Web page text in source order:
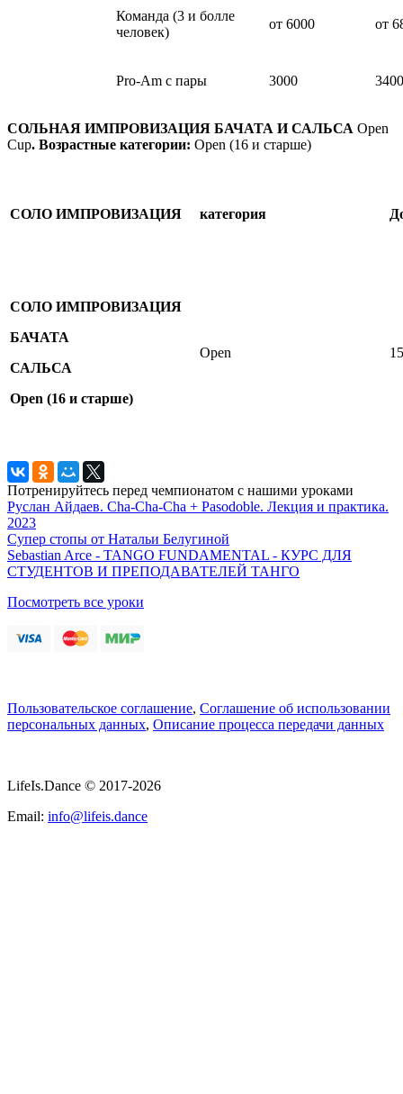
Команда (3 и болле
человек)
от 6000 от
Pro-Am с пары 3000 3400
СОЛЬНАЯ ИМПРОВИЗАЦИЯ БАЧАТА И САЛЬСА Open
Cup. Возрастные категории: Open (16 и старше)
СОЛО ИМПРОВИЗАЦИЯ категория
СОЛО ИМПРОВИЗАЦИЯ
БАЧАТА
САЛЬСА
Open (16 и старше)
Open
Потренируйтесь перед чемпионатом с нашими уроками
Руслан Айдаев. Cha-Cha-Cha + Pasodoble. Лекция и практика.
2023
Супер стопы от Натальи Белугиной
Sebastian Arce - TANGO FUNDAMENTAL - КУРС ДЛЯ
СТУДЕНТОВ И ПРЕПОДАВАТЕЛЕЙ ТАНГО
Посмотреть все уроки
Пользовательское соглашение, Соглашение об использовании
персональных данных, Описание процесса передачи данных
LifeIs.Dance © 2017-2026
Email: info@lifeis.dance